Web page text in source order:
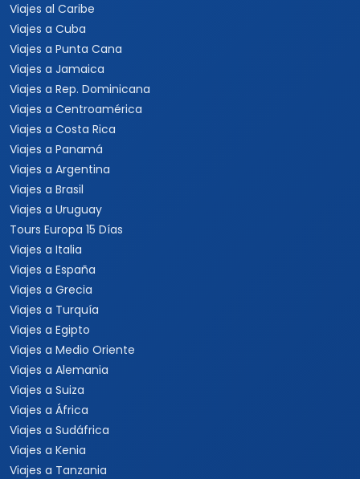
Viajes al Caribe
Viajes a Cuba
Viajes a Punta Cana
Viajes a Jamaica
Viajes a Rep. Dominicana
Viajes a Centroamérica
Viajes a Costa Rica
Viajes a Panamá
Viajes a Argentina
Viajes a Brasil
Viajes a Uruguay
Tours Europa 15 Días
Viajes a Italia
Viajes a España
Viajes a Grecia
Viajes a Turquía
Viajes a Egipto
Viajes a Medio Oriente
Viajes a Alemania
Viajes a Suiza
Viajes a África
Viajes a Sudáfrica
Viajes a Kenia
Viajes a Tanzania